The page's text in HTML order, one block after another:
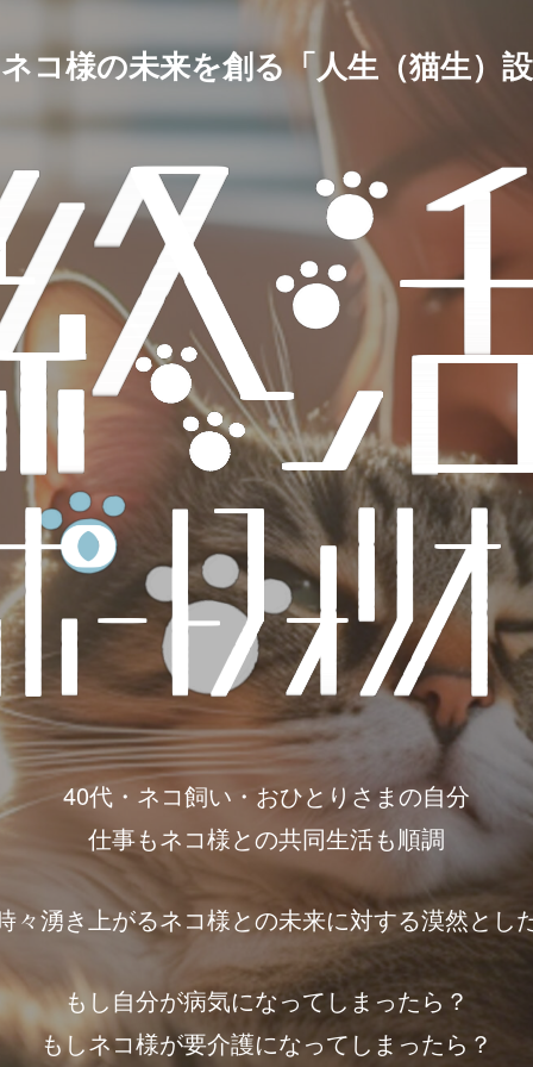
コ様の未来を創る「人生（猫生）
40代・ネコ飼い・おひとりさまの自分
仕事もネコ様との共同生活も順調
々湧き上がるネコ様との未来に対する漠然とし
もし自分が病気になってしまったら？
もしネコ様が要介護になってしまったら？